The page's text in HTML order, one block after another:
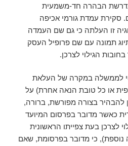
הבהרה חד-משמעית
עמדת גורמי אכיפה
זו העלתה כי גם שם העמדה
תמונה עם שם פרופיל העסק
הגילוי לצרכן.
לממשלה במקרה של העלאת
או כל טובת הנאה אחרת) על
להבהיר בצורה מפורשת, ברורה,
כאשר מדובר בפרסום המיועד
לצרכן בעת צפייתו הראשונית
נוספת), כי מדובר בפרסומת, שאם